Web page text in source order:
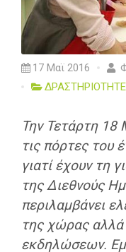
17 Μαϊ 2016
Την Τετάρτη 18
τις πόρτες του
γιατί έχουν τη
της Διεθνούς
περιλαμβάνει
της χώρας
εκδηλώσεων.